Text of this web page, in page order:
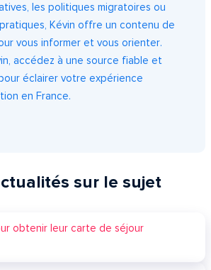
les politiques migratoires ou
Kévin offre un contenu de
vous informer et vous orienter.
accédez à une source fiable et
éclairer votre expérience
en France.
sur le sujet
obtenir leur carte de séjour